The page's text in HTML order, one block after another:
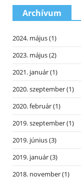
Archívum
2024. május(1)
2023. május(2)
2021. január(1)
2020. szeptember(1)
2020. február(1)
2019. szeptember(1)
2019. június(3)
2019. január(3)
2018. november(1)